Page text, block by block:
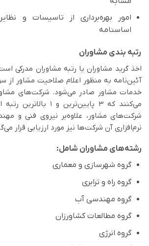
امور بهره‌برداری از تاسیسات و
اساسنامه
رتبه بندی مشاوران
اخذ گرید مشاوران یا رتبه مشاوران مدرکی
آئین‌نامه به منظور اعلام صلاحیت مشاور از
می‌کنند که ۳ پایین‌ترین
شرکت‌های مشاور، علاوه‌بر نیروی فنی و
نرم‌افزاری آن شرکت­‌ها نیز مورد ارزیابی قرار
رشته‌های مشاوران شامل:
گروه شهرسازی و معماری
گروه راه و ترابری
گروه مهندسی آب
گروه مطالعات کشاورزان
گروه انرژی